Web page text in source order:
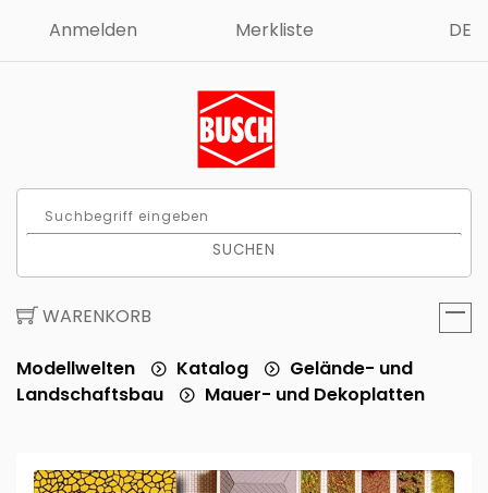
Anmelden Merkliste DE
SUCHEN
WARENKORB
Modellwelten Katalog
Gelände- und
Landschaftsbau
Mauer- und Dekoplatten